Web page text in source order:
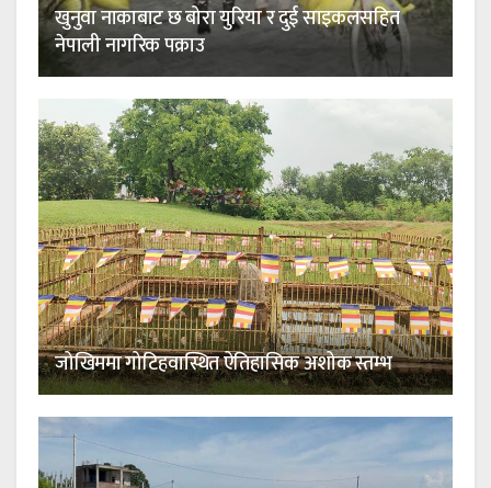
खुनुवा नाकाबाट छ बोरा युरिया र दुई साइकलसहित
नेपाली नागरिक पक्राउ
जोखिममा गोटिहवास्थित ऐतिहासिक अशोक स्तम्भ